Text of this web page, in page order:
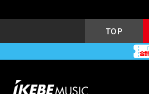
TOP